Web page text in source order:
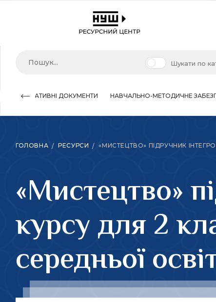
Шукати по
НОРМАТИВНІ ДОКУМЕНТИ НАВЧАЛЬНО-МЕТОДИЧНЕ
ГОЛОВНА РЕСУРСИ «МИСТЕЦТВО» ПІДРУЧНИК
«Мистецтво»
курсу для 2
середньої